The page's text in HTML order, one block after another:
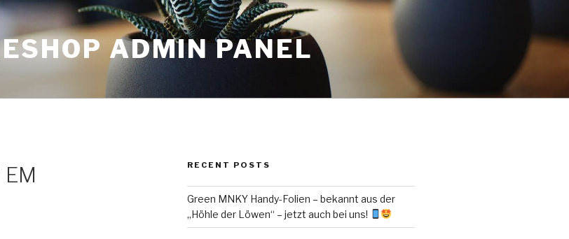
ADMIN PANEL
RECENT POSTS
Green MNKY Handy-Folien – bekannt aus der
„Höhle der Löwen“ – jetzt auch bei uns!